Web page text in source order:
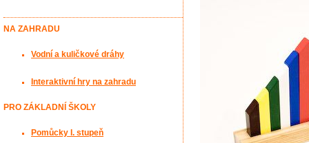
NA ZAHRADU
Vodní a kuličkové dráhy
Interaktivní hry na zahradu
PRO ZÁKLADNÍ ŠKOLY
Pomůcky I. stupeň